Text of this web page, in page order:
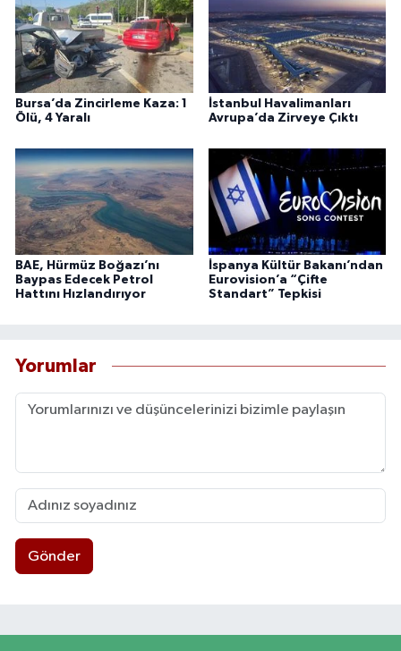
Bursa’da Zincirleme Kaza: 1
Ölü, 4 Yaralı
İstanbul Havalimanları
Avrupa’da Zirveye Çıktı
BAE, Hürmüz Boğazı’nı
Baypas Edecek Petrol
Hattını Hızlandırıyor
İspanya Kültür Bakanı’ndan
Eurovision’a “Çifte
Standart” Tepkisi
Yorumlar
Gönder